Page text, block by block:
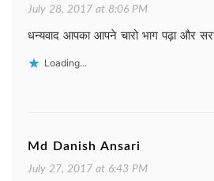
July 28, 2017 at 8:06 PM
धन्यवाद आपका आपने चारो भाग पढ़ा और
Loading...
Md Danish Ansari
July 27, 2017 at 6:43 PM